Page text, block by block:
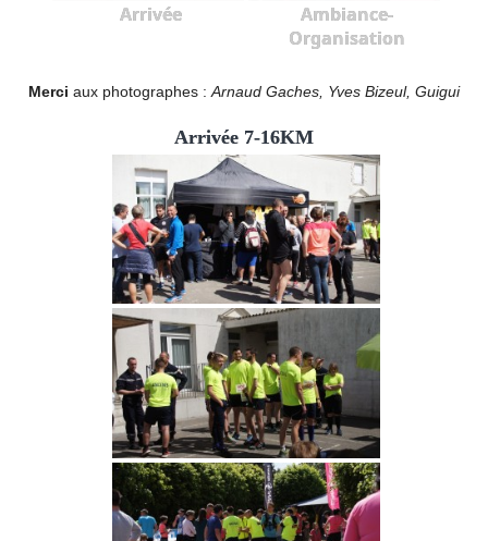
Arrivée
Ambiance-
Organisation
Merci aux photographes : Arnaud Gaches, Yves Bizeul, Guigui
Arrivée 7-16KM